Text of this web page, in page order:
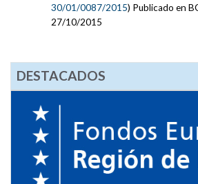
30/01/0087/2015) Publicado en
27/10/2015
DESTACADOS